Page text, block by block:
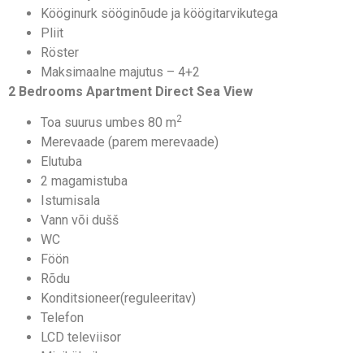
Kööginurk sööginõude ja köögitarvikutega
Pliit
Röster
Maksimaalne majutus – 4+2
2 Bedrooms Apartment Direct Sea View
Toa suurus umbes 80 m2
Merevaade (parem merevaade)
Elutuba
2 magamistuba
Istumisala
Vann või dušš
WC
Föön
Rõdu
Konditsioneer(reguleeritav)
Telefon
LCD televiisor